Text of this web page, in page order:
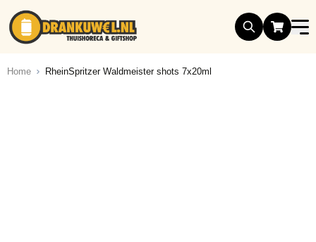
Ga naar de inhoud
Home RheinSpritzer Waldmeister shots 7x20ml